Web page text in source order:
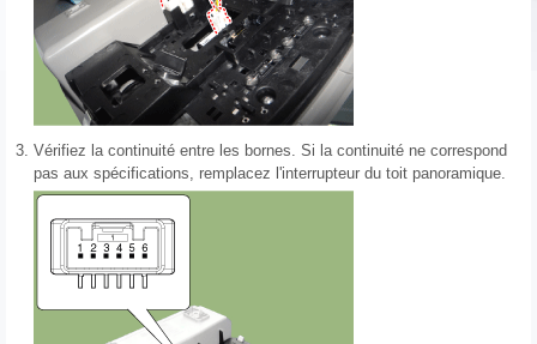
3. Vérifiez la continuité entre les bornes. Si la continuité ne correspond
pas aux spécifications, remplacez l'interrupteur du toit panoramique.